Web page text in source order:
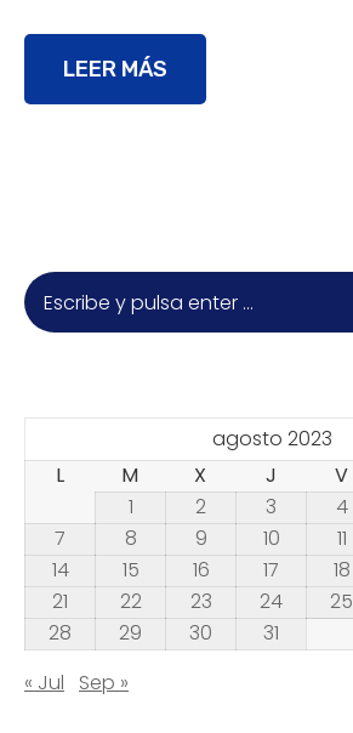
LEER MÁS
Buscar:
agosto 2023
L
M X J V
1
2 3 4
7
8 9 10 11
14
15 16 17 18
21
22 23 24 25
28
29 30
31
« Jul
Sep »